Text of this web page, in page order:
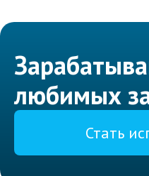
любимых
Стать